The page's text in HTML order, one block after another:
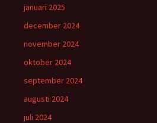
januari 2025
december 2024
november 2024
oktober 2024
september 2024
augusti 2024
juli 2024